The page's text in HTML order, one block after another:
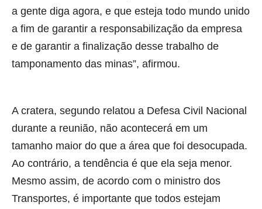
a gente diga agora, e que esteja todo mundo unido
a fim de garantir a responsabilização da empresa
e de garantir a finalização desse trabalho de
tamponamento das minas”, afirmou.
A cratera, segundo relatou a Defesa Civil Nacional
durante a reunião, não acontecerá em um
tamanho maior do que a área que foi desocupada.
Ao contrário, a tendência é que ela seja menor.
Mesmo assim, de acordo com o ministro dos
Transportes, é importante que todos estejam